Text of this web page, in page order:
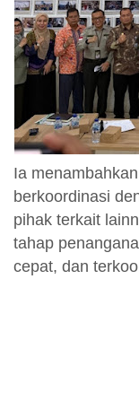
Ia
berkoordinasi
pihak terkait
tahap
cepat, dan